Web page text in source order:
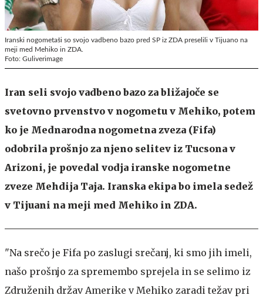
Iranski nogometaši so svojo vadbeno bazo pred SP iz ZDA preselili v Tijuano na
meji med Mehiko in ZDA.
Foto: Guliverimage
Iran seli svojo vadbeno bazo za bližajoče se
svetovno prvenstvo v nogometu v Mehiko, potem
ko je Mednarodna nogometna zveza (Fifa)
odobrila prošnjo za njeno selitev iz Tucsona v
Arizoni, je povedal vodja iranske nogometne
zveze Mehdija Taja. Iranska ekipa bo imela sedež
v Tijuani na meji med Mehiko in ZDA.
"Na srečo je Fifa po zaslugi srečanj, ki smo jih imeli,
našo prošnjo za spremembo sprejela in se selimo iz
Združenih držav Amerike v Mehiko zaradi težav pri